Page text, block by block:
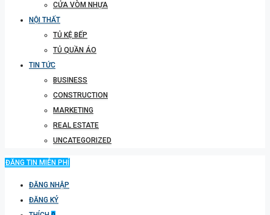
CỬA VÒM NHỰA
NỘI THẤT
TỦ KỆ BẾP
TỦ QUẦN ÁO
TIN TỨC
BUSINESS
CONSTRUCTION
MARKETING
REAL ESTATE
UNCATEGORIZED
ĐĂNG TIN MIỄN PHÍ
ĐĂNG NHẬP
ĐĂNG KÝ